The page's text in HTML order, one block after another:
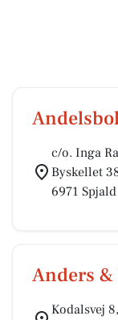
c/o. Inga
Byskellet
6971 Spjald
Anders
Kodalsvej